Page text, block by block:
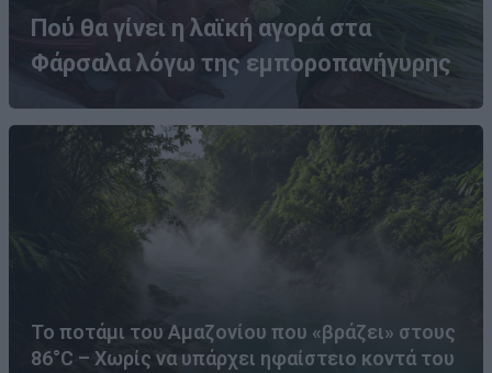
Πού θα γίνει η λαϊκή αγορά στα
Φάρσαλα λόγω της εμποροπανήγυρης
Το ποτάμι του Αμαζονίου που «βράζει» στους
86°C – Χωρίς να υπάρχει ηφαίστειο κοντά του